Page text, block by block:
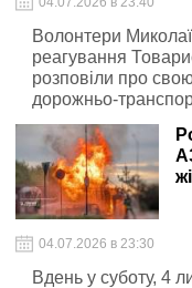
Волонтери
реагування
розповіли про
дорожньо-
забрала життя 12
04.07.2026 в 23:30
Вдень у суботу, 4